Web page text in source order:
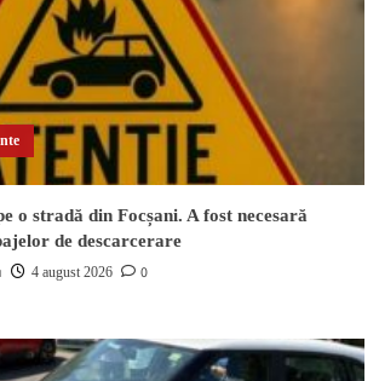
o stradă din Focșani. A fost necesară
de descarcerare
4 august 2026 0